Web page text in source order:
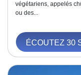
végétariens, appelés
ou des...
ÉCOUTEZ 30